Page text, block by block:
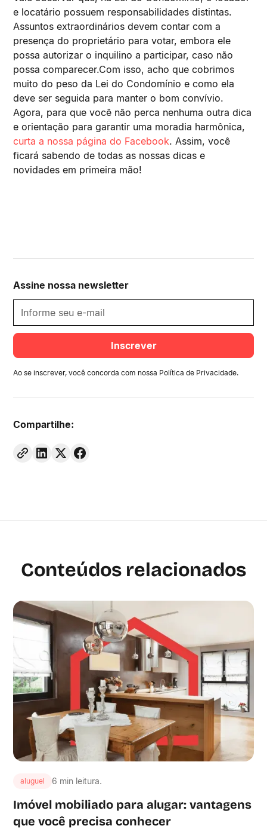
e locatário possuem responsabilidades distintas.
Assuntos extraordinários devem contar com a
presença do proprietário para votar, embora ele
possa autorizar o inquilino a participar, caso não
possa comparecer.Com isso, acho que cobrimos
muito do peso da Lei do Condomínio e como ela
deve ser seguida para manter o bom convívio.
Agora, para que você não perca nenhuma outra dica
e orientação para garantir uma moradia harmônica,
curta a nossa página do Facebook. Assim, você
ficará sabendo de todas as nossas dicas e
novidades em primeira mão!
Assine nossa newsletter
Ao se inscrever, você concorda com nossa Política de Privacidade.
Compartilhe:
Conteúdos relacionados
aluguel 6 min leitura.
Imóvel mobiliado para alugar: vantagens
que você precisa conhecer